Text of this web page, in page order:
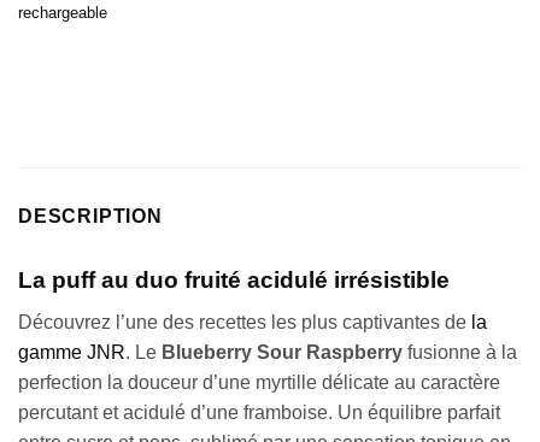
rechargeable
DESCRIPTION
La puff au duo fruité acidulé irrésistible
Découvrez l’une des recettes les plus captivantes de la
gamme JNR. Le Blueberry Sour Raspberry fusionne à la
perfection la douceur d’une myrtille délicate au caractère
percutant et acidulé d’une framboise. Un équilibre parfait